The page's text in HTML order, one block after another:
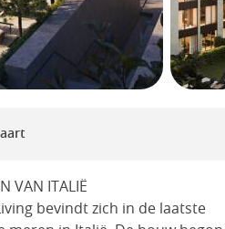
VAN ITALIË
bevindt zich in de laatste